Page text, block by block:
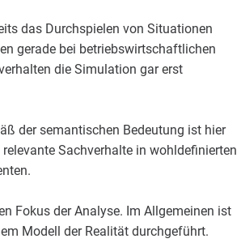
das Durchspielen von Situationen
gerade bei betriebswirtschaftlichen
die Simulation gar erst
der semantischen Bedeutung ist hier
Sachverhalte in wohldefinierten
Fokus der Analyse. Im Allgemeinen ist
Modell der Realität durchgeführt.